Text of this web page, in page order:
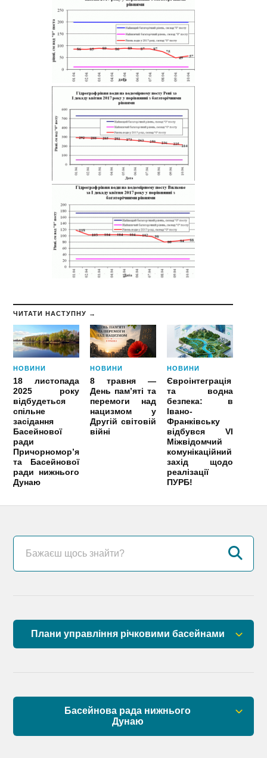
ЧИТАТИ НАСТУПНУ →
НОВИНИ
18 листопада
2025 року
відбудеться
спільне
засідання
Басейнової
ради
Причорномор’я
та Басейнової
ради нижнього
Дунаю
НОВИНИ
8 травня —
День пам’яті та
перемоги над
нацизмом у
Другій світовій
війні
НОВИНИ
Євроінтеграція
та водна
безпека: в
Івано-
Франківську
відбувся VI
Міжвідомчий
комунікаційний
захід щодо
реалізації
ПУРБ!
Плани управління річковими басейнами
Басейнова рада нижнього
Дунаю